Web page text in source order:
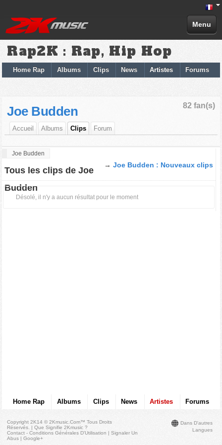
Menu
Rap2K : Rap, Hip Hop
Home Rap Albums Clips News Artistes Forums
82 fan(s)
Joe Budden
Accueil Albums Clips Forum
Joe Budden
→ Joe Budden : Nouveaux clips
Tous les clips de Joe
Budden
Désolé, il n'y a aucun résultat pour le moment
Home Rap Albums Clips News Artistes Forums
Dans D'autres
Langues
Copyright 2K14 © 2Kmusic.com™Tous Droits
Réservés . |Que Signifie 2Kmusic ?
Contact - Conditions Générales D'Utilisation |Signaler Un
Abus |Google+